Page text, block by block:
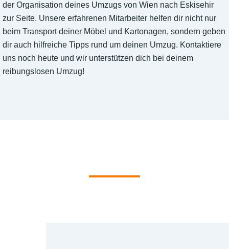
der Organisation deines Umzugs von Wien nach Eskisehir
zur Seite. Unsere erfahrenen Mitarbeiter helfen dir nicht nur
beim Transport deiner Möbel und Kartonagen, sondern geben
dir auch hilfreiche Tipps rund um deinen Umzug. Kontaktiere
uns noch heute und wir unterstützen dich bei deinem
reibungslosen Umzug!